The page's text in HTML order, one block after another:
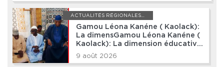
Gamou Léona Kanéne ( Kaolack):
La dimensGamou Léona Kanéne (
Kaolack): La dimension éducative
et spirituelle au cœur de l’édition
9 août 2026